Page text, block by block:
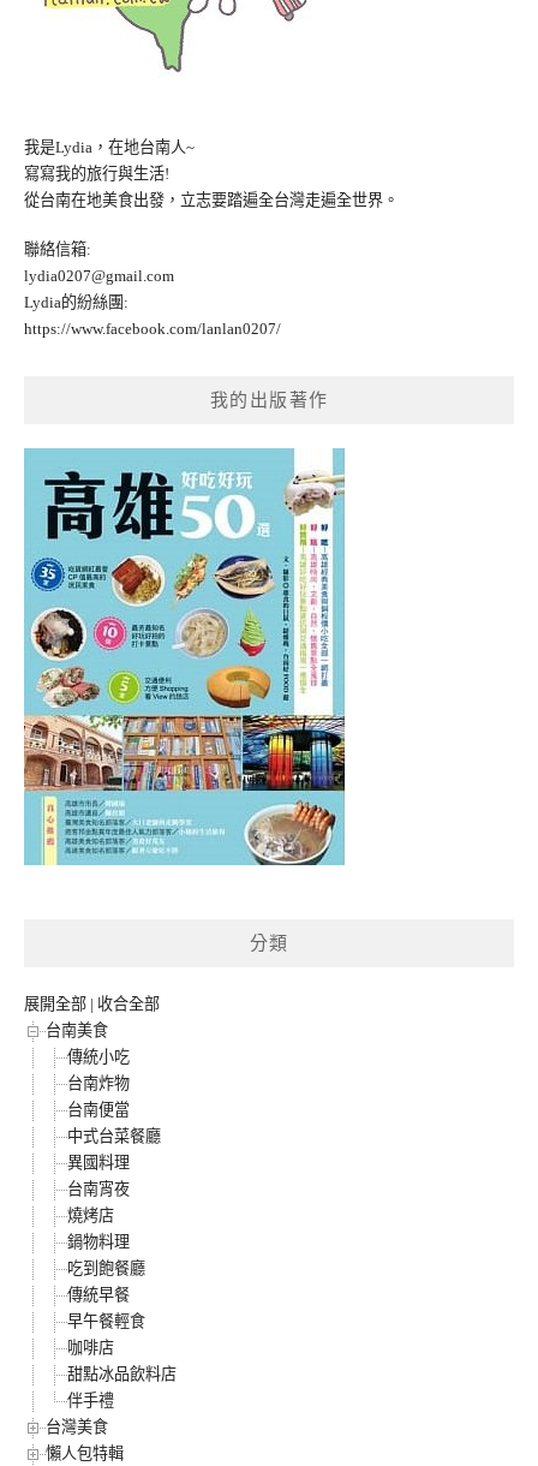
我是Lydia，在地台南人~
寫寫我的旅行與生活!
從台南在地美食出發，立志要踏遍全台灣走遍全世界。
聯絡信箱:
lydia0207@gmail.com
Lydia的紛絲團:
https://www.facebook.com/lanlan0207/
我的出版著作
分類
展開全部 | 收合全部
台南美食
傳統小吃
台南炸物
台南便當
中式台菜餐廳
異國料理
台南宵夜
燒烤店
鍋物料理
吃到飽餐廳
傳統早餐
早午餐輕食
咖啡店
甜點冰品飲料店
伴手禮
台灣美食
懶人包特輯